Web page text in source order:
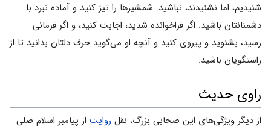
شنیدیم، اما نشنیدند، نباشید. شمشیرها را تیز کنید و آماده نبرد با
دشمنانتان باشید. اگر فراخوانده شدید، اجابت کنید، و اگر فرمانی
رسید، بشنوید و پیروی کنید و آنچه او می‌‌گوید حرف دلتان بدانید تا از
راستگویان باشید.
راوی حدیث
از دیگر ویژگی‌های این صحابی بزرگ، نقل روایت از پیامبر اسلام صلی